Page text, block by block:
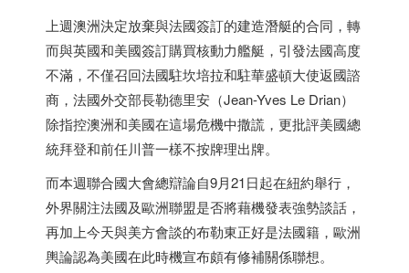
上週澳洲決定放棄與法國簽訂的建造潛艇的合同，轉
而與英國和美國簽訂購買核動力艦艇，引發法國高度
不滿，不僅召回法國駐坎培拉和駐華盛頓大使返國諮
商，法國外交部長勒德里安（Jean-Yves Le Drian）
除指控澳洲和美國在這場危機中撒謊，更批評美國總
統拜登和前任川普一樣不按牌理出牌。
而本週聯合國大會總辯論自9月21日起在紐約舉行，
外界關注法國及歐洲聯盟是否將藉機發表強勢談話，
再加上今天與美方會談的布勒東正好是法國籍，歐洲
輿論認為美國在此時機宣布頗有修補關係聯想。